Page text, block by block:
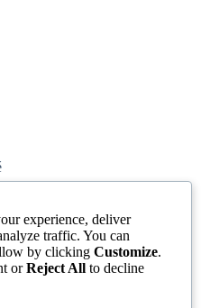
experience, deliver
traffic. You can
by clicking Customize.
orReject All to decline